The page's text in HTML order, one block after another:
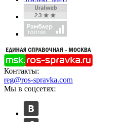
Контакты:
reg@ros-spravka.com
Мы в соцсетях: